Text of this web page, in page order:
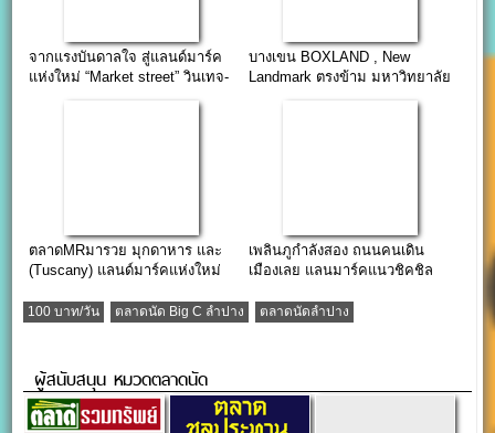
จากแรงบันดาลใจ สู่แลนด์มาร์ค
แห่งใหม่ “Market street” วินเทจ-
บางเขน BOXLAND , New
Landmark ตรงข้าม มหาวิทยาลัย
ตลาดMRมารวย มุกดาหาร และ
(Tuscany) แลนด์มาร์คแห่งใหม่
เพลินภูกำลังสอง ถนนคนเดิน
เมืองเลย แลนมาร์คแนวชิคชิล
100 บาท/วัน ตลาดนัด Big C ลำปาง ตลาดนัดลำปาง
ผู้สนับสนุน หมวดตลาดนัด